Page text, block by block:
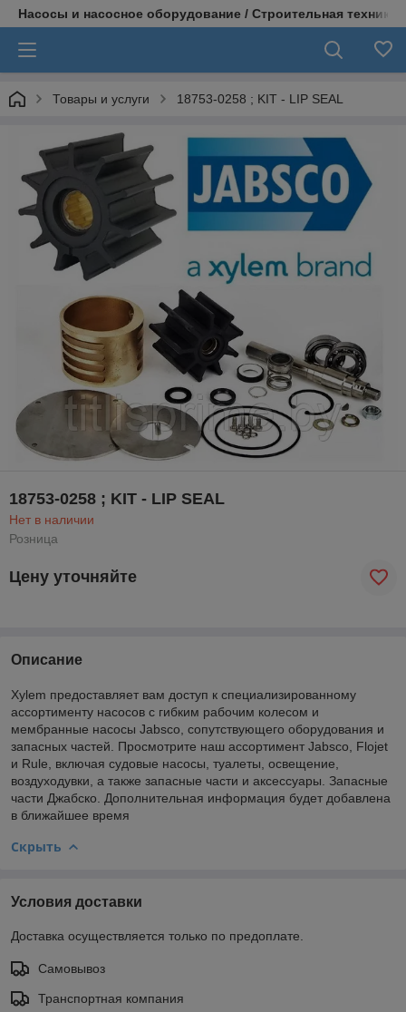
Насосы и насосное оборудование / Строительная техника
Товары и услуги 18753-0258 ; KIT - LIP SEAL
18753-0258 ; KIT - LIP SEAL
Нет в наличии
Розница
Цену уточняйте
Описание
Xylem предоставляет вам доступ к специализированному
ассортименту насосов с гибким рабочим колесом и
мембранные насосы Jabsco, сопутствующего оборудования и
запасных частей. Просмотрите наш ассортимент Jabsco, Flojet
и Rule, включая судовые насосы, туалеты, освещение,
воздуходувки, а также запасные части и аксессуары. Запасные
части Джабско. Дополнительная информация будет добавлена
в ближайшее время
Скрыть
Условия доставки
Доставка осуществляется только по предоплате.
Самовывоз
Транспортная компания